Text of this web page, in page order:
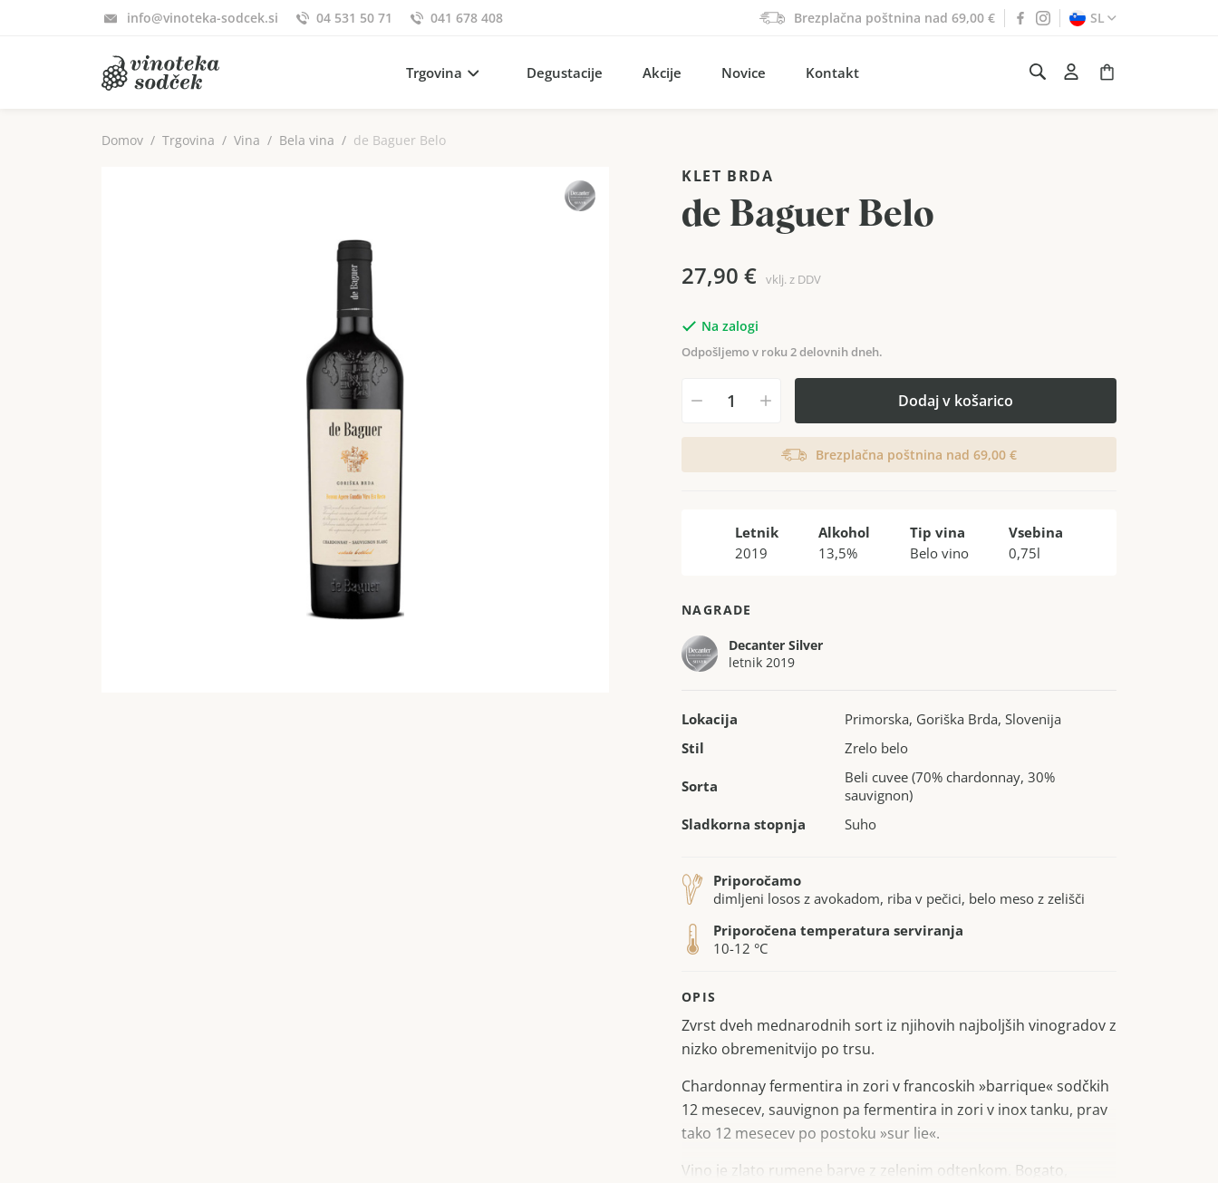
info@vinoteka-sodcek.si 04 531 50 71 041 678 408 Brezplačna poštnina nad 69,00 € SL
Trgovina Degustacije Akcije Novice Kontakt
Domov Trgovina Vina Bela vina de Baguer Belo
KLET BRDA
de Baguer Belo
27,90 € vklj. z DDV
Na zalogi
Odpošljemo v roku 2 delovnih dneh.
Dodaj v košarico
Brezplačna poštnina nad 69,00 €
Letnik
2019
Alkohol
13,5%
Tip vina
Belo vino
Vsebina
0,75l
NAGRADE
Decanter Silver
letnik 2019
Lokacija
Primorska, Goriška Brda, Slovenija
Stil
Zrelo belo
Sorta
Beli cuvee (70% chardonnay, 30%
sauvignon)
Sladkorna stopnja
Suho
Priporočamo
dimljeni losos z avokadom, riba v pečici, belo meso z zelišči
Priporočena temperatura serviranja
10-12 °C
OPIS
Zvrst dveh mednarodnih sort iz njihovih najboljših vinogradov z
nizko obremenitvijo po trsu.
Chardonnay fermentira in zori v francoskih »barrique« sodčkih
12 mesecev, sauvignon pa fermentira in zori v inox tanku, prav
tako 12 mesecev po postoku »sur lie«.
Vino je zlato rumene barve z zelenim odtenkom. Bogato,